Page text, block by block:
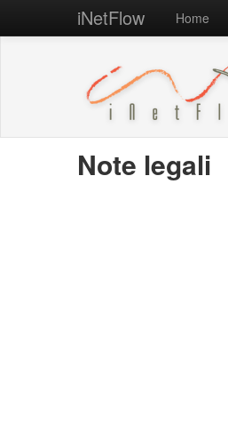
iNetFlow Home
Note legali